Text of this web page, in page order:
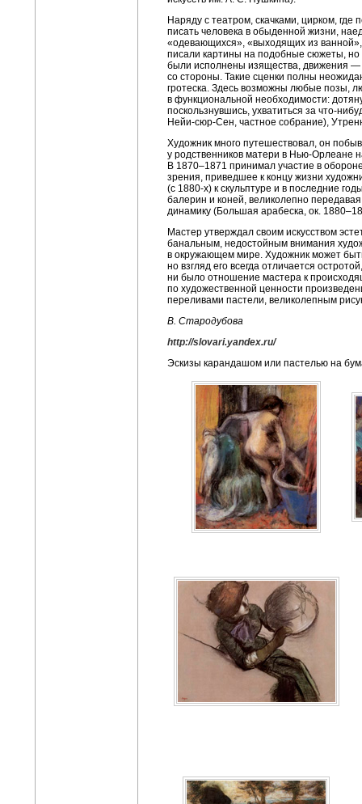
Наряду с театром, скачками, цирком,
писать человека в обыденной жизни,
«одевающихся», «выходящих из
писали картины на подобные сюжеты, но
были исполнены изящества, движения —
со стороны. Такие сценки полны
гротеска. Здесь возможны любые позы,
в функциональной необходимости:
поскользнувшись, ухватиться за что-
Нейи-сюр-Сен, частное собрание),
Художник много путешествовал, он
у родственников матери в Нью-Орлеане
В 1870–1871 принимал участие в
зрения, приведшее к концу жизни
(с 1880-х) к скульптуре и в последние
балерин и коней, великолепно
динамику (Большая арабеска, ок.
Мастер утверждал своим искусством
банальным, недостойным внимания
в окружающем мире. Художник может
но взгляд его всегда отличается
ни было отношение мастера к
по художественной ценности
переливами пастели, великолепным
В. Стародубова
http://slovari.yandex.ru/
Эскизы карандашом или пастелью на